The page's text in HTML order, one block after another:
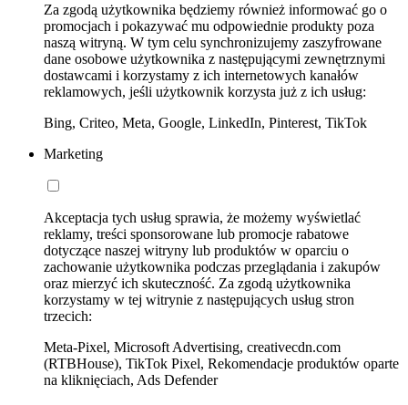
Za zgodą użytkownika będziemy również informować go o
promocjach i pokazywać mu odpowiednie produkty poza
naszą witryną. W tym celu synchronizujemy zaszyfrowane
dane osobowe użytkownika z następującymi zewnętrznymi
dostawcami i korzystamy z ich internetowych kanałów
reklamowych, jeśli użytkownik korzysta już z ich usług:
Bing, Criteo, Meta, Google, LinkedIn, Pinterest, TikTok
Marketing
Akceptacja tych usług sprawia, że możemy wyświetlać
reklamy, treści sponsorowane lub promocje rabatowe
dotyczące naszej witryny lub produktów w oparciu o
zachowanie użytkownika podczas przeglądania i zakupów
oraz mierzyć ich skuteczność. Za zgodą użytkownika
korzystamy w tej witrynie z następujących usług stron
trzecich:
Meta-Pixel, Microsoft Advertising, creativecdn.com
(RTBHouse), TikTok Pixel, Rekomendacje produktów oparte
na kliknięciach, Ads Defender